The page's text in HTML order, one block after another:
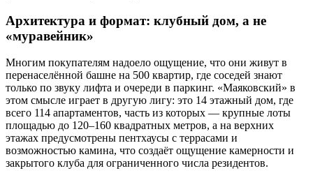
Архитектура и формат: клубный дом, а не
«муравейник»
Многим покупателям надоело ощущение, что они живут в
перенаселённой башне на 500 квартир, где соседей знают
только по звуку лифта и очереди в паркинг. «Маяковский» в
этом смысле играет в другую лигу: это 14 этажный дом, где
всего 114 апартаментов, часть из которых — крупные лоты
площадью до 120–160 квадратных метров, а на верхних
этажах предусмотрены пентхаусы с террасами и
возможностью камина, что создаёт ощущение камерности и
закрытого клуба для ограниченного числа резидентов.